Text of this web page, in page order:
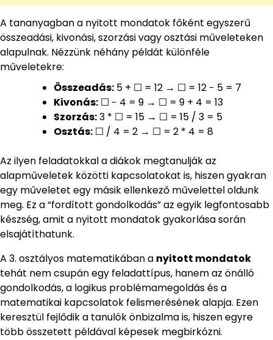
A tananyagban a nyitott mondatok főként egyszerű
összeadási, kivonási, szorzási vagy osztási műveleteken
alapulnak. Nézzünk néhány példát különféle
műveletekre:
Összeadás: 5 + ☐ = 12 → ☐ = 12 − 5 = 7
Kivonás: ☐ − 4 = 9 → ☐ = 9 + 4 = 13
Szorzás:3 * ☐ = 15 → ☐ = 15 / 3 = 5
Osztás: ☐ / 4 = 2 → ☐ = 2 * 4 = 8
Az ilyen feladatokkal a diákok megtanulják az
alapműveletek közötti kapcsolatokat is, hiszen gyakran
egy műveletet egy másik ellenkező művelettel oldunk
meg. Ez a “fordított gondolkodás” az egyik legfontosabb
készség, amit a nyitott mondatok gyakorlása során
elsajátíthatunk.
A 3. osztályos matematikában a nyitott mondatok
tehát nem csupán egy feladattípus, hanem az önálló
gondolkodás, a logikus problémamegoldás és a
matematikai kapcsolatok felismerésének alapja. Ezen
keresztül fejlődik a tanulók önbizalma is, hiszen egyre
több összetett példával képesek megbirkózni.